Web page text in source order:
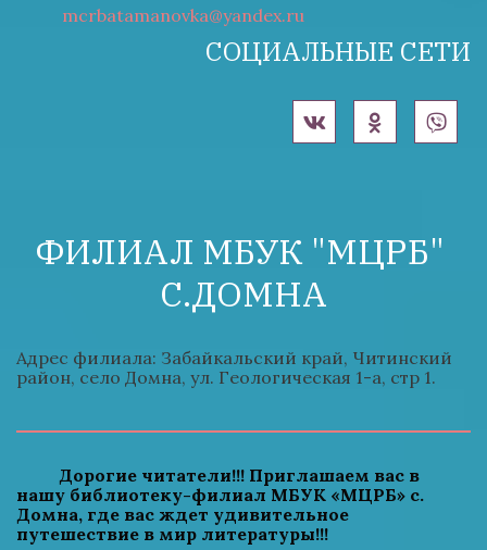
mcrbatamanovka@yandex.ru
СОЦИАЛЬНЫЕ СЕТИ
ФИЛИАЛ МБУК "МЦРБ"
С.ДОМНА
Адрес филиала: Забайкальский край, Читинский
район, село Домна, ул. Геологическая 1-а, стр 1.
Дорогие читатели!!! Приглашаем вас в
нашу библиотеку-филиал МБУК «МЦРБ» с.
Домна, где вас ждет удивительное
путешествие в мир литературы!!!